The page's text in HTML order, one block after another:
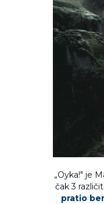
„Oyka!" je
čak 3
pratio